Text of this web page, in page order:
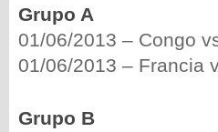
Grupo A
01/06/2013 – Congo
01/06/2013 – Francia
Grupo B